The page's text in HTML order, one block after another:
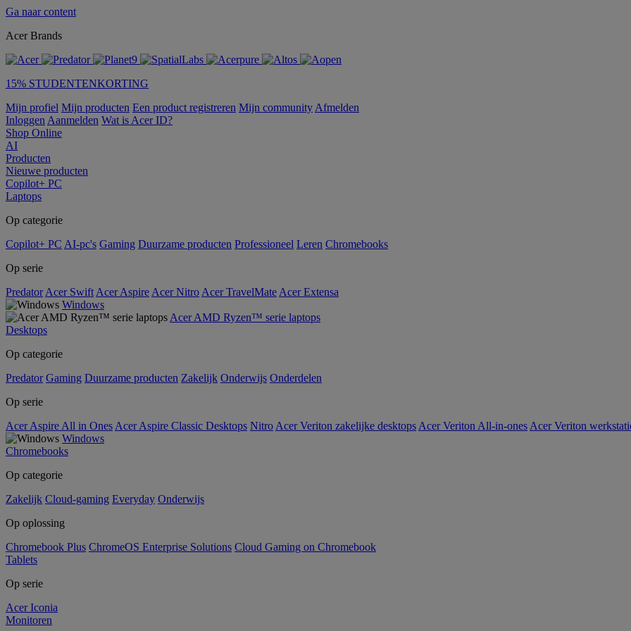
Ga naar content
Acer Brands
15% STUDENTENKORTING
Mijn profiel Mijn producten Een product registreren Mijn community Afmelden
Inloggen Aanmelden Wat is Acer ID?
Shop Online
AI
Producten
Nieuwe producten
Copilot+ PC
Laptops
Op categorie
Copilot+ PC AI-pc's Gaming Duurzame producten Professioneel Leren Chromebooks
Op serie
Predator Acer Swift Acer Aspire Acer Nitro Acer TravelMate Acer Extensa
Windows
Acer AMD Ryzen™ serie laptops
Desktops
Op categorie
Predator Gaming Duurzame producten Zakelijk Onderwijs Onderdelen
Op serie
Acer Aspire All in Ones Acer Aspire Classic Desktops Nitro Acer Veriton zakelijke desktops Acer Veriton All-in-ones Acer Veriton
Windows
Chromebooks
Op categorie
Zakelijk Cloud-gaming Everyday Onderwijs
Op oplossing
Chromebook Plus ChromeOS Enterprise Solutions Cloud Gaming on Chromebook
Tablets
Op serie
Acer Iconia
Monitoren